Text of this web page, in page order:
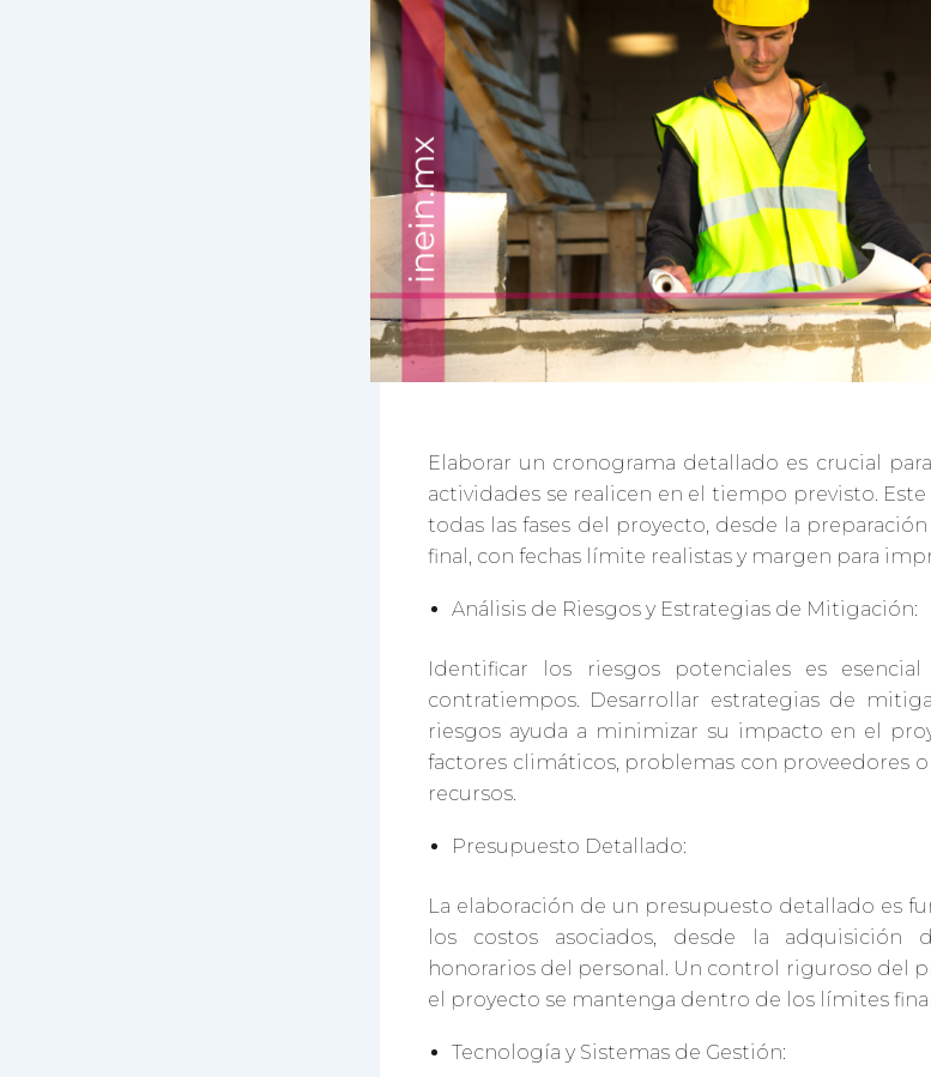
Elaborar un cronograma detallado es crucial
actividades se realicen en el tiempo previsto.
todas las fases del proyecto, desde la
final, con fechas límite realistas y margen para
Análisis de Riesgos y Estrategias de Mitigación:
Identificar los riesgos potenciales es
contratiempos. Desarrollar estrategias de
riesgos ayuda a minimizar su impacto en el
factores climáticos, problemas con proveedores
recursos.
Presupuesto Detallado:
La elaboración de un presupuesto detallado es
los costos asociados, desde la adquisición
honorarios del personal. Un control riguroso del
el proyecto se mantenga dentro de los límites
Tecnología y Sistemas de Gestión: